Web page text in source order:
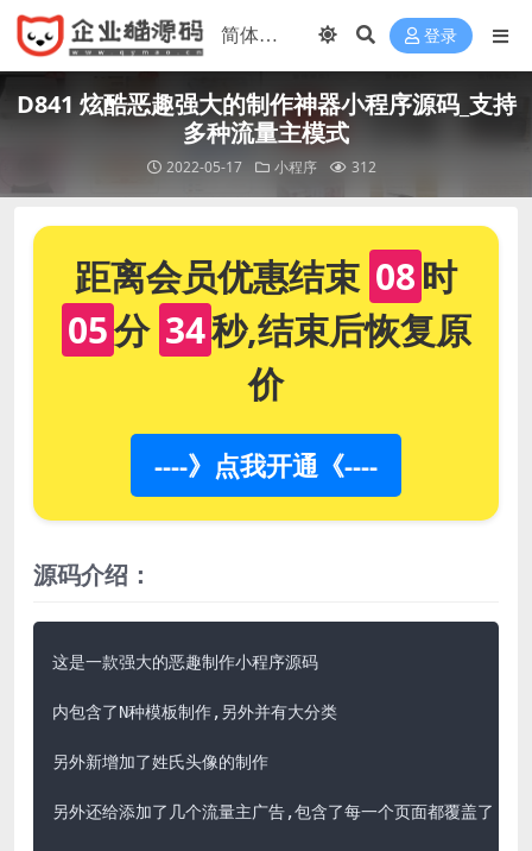
登录
D841 炫酷恶趣强大的制作神器小程序源码_支持
多种流量主模式
2022-05-17 小程序 312
距离会员优惠结束 08时
05分 33秒,结束后恢复原
价
----》点我开通《----
源码介绍：
这是一款强大的恶趣制作小程序源码
内包含了N种模板制作,另外并有大分类
另外新增加了姓氏头像的制作
另外还给添加了几个流量主广告,包含了每一个页面都覆盖了